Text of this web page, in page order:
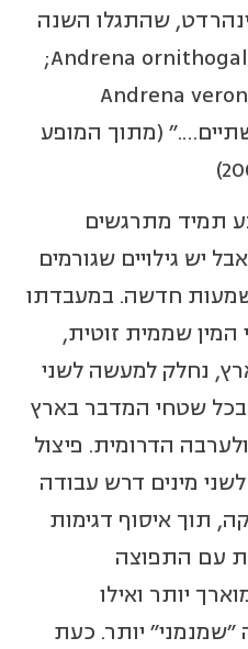
שהתגלו השנה
בטבע. בתמונה הימנית: Andrena ornithogali;
(מתוך המופע
תמיד מתרגשים
יש גילויים שגורמים
חדשה. במעבדתו
המין שממית זוטית,
נחלק למעשה לשני
בכל שטחי המדבר בארץ
הדרומית. פיצול
מינים דרש עבודה
תוך איסוף דגימות
עם התפוצה
יותר ואילו
יותר. כעת